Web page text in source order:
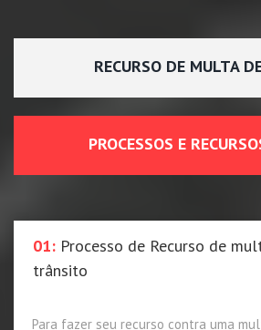
RECURSO DE MULTA
PROCESSOS E
01: Processo de Recurso de
trânsito
Para fazer seu recurso contra uma